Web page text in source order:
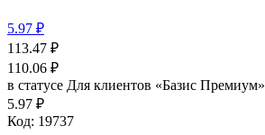
5.97 ₽
113.47 ₽
110.06 ₽
в статусе Для клиентов «Базис Премиум»
5.97 ₽
Код: 19737